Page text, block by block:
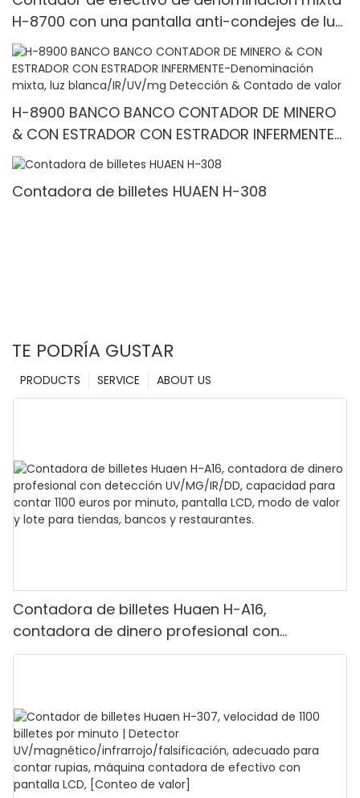
H-8700 con una pantalla anti-condejes de luz
blanca IR/blanca, pantalla incorporada & 3.5
"TFT pantalla TFT
H-8900 BANCO BANCO CONTADOR DE MINERO
& CON ESTRADOR CON ESTRADOR INFERMENTE-
Denominación mixta, luz blanca/IR/UV/mg
Contadora de billetes HUAEN H-308
TE PODRÍA GUSTAR
ABOUT US
SERVICE
PRODUCTS
Contadora de billetes Huaen H-A16,
contadora de dinero profesional con
detección UV/MG/IR/DD, capacidad para
restaurantes.